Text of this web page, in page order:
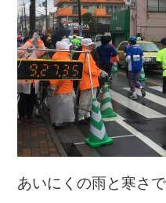
あいにくの雨と寒さ